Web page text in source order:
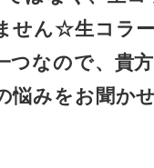
せん☆生コラ
なので、貴
悩みをお聞か